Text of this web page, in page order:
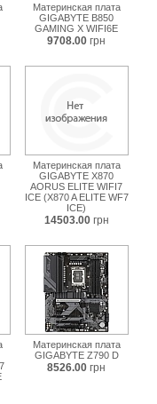
Материнская плата
GIGABYTE B850
GAMING X WIFI6E
9708.00 грн
Материнская плата
GIGABYTE X870
AORUS ELITE WIFI7
ICE (X870 A ELITE WF7
ICE)
14503.00 грн
Материнская плата
GIGABYTE Z790 D
8526.00 грн